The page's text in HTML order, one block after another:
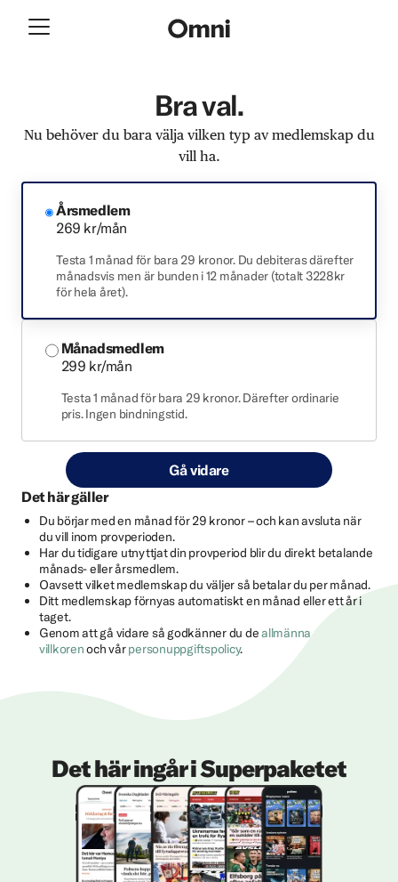
Bra val.
Nu behöver du bara välja vilken typ av medlemskap du
vill ha.
Årsmedlem
269 kr/mån
Testa 1 månad för bara 29 kronor. Du debiteras därefter
månadsvis men är bunden i 12 månader (totalt 3228kr
för hela året).
Månadsmedlem
299 kr/mån
Testa 1 månad för bara 29 kronor. Därefter ordinarie
pris. Ingen bindningstid.
Gå vidare
Det här gäller
Du börjar med en månad för 29 kronor – och kan avsluta när
du vill inom provperioden.
Har du tidigare utnyttjat din provperiod blir du direkt betalande
månads- eller årsmedlem.
Oavsett vilket medlemskap du väljer så betalar du per månad.
Ditt medlemskap förnyas automatiskt en månad eller ett år i
taget.
Genom att gå vidare så godkänner du deallmänna
villkorenoch vårpersonuppgiftspolicy.
Det här ingår i Superpaketet